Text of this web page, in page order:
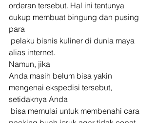
orderan tersebut. Hal ini tentunya
cukup membuat bingung dan pusing
para
alias internet.
Namun, jika
Anda masih belum bisa yakin
mengenai ekspedisi tersebut,
setidaknya Anda